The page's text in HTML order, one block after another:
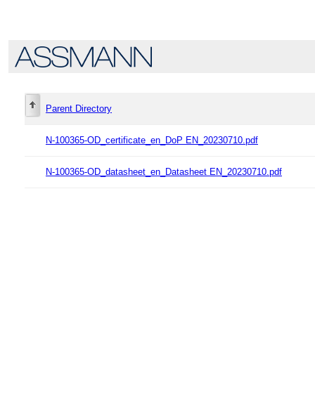
Parent Directory
N-100365-OD_certificate_en_DoP EN_20230710.pdf
N-100365-OD_datasheet_en_Datasheet EN_20230710.pdf